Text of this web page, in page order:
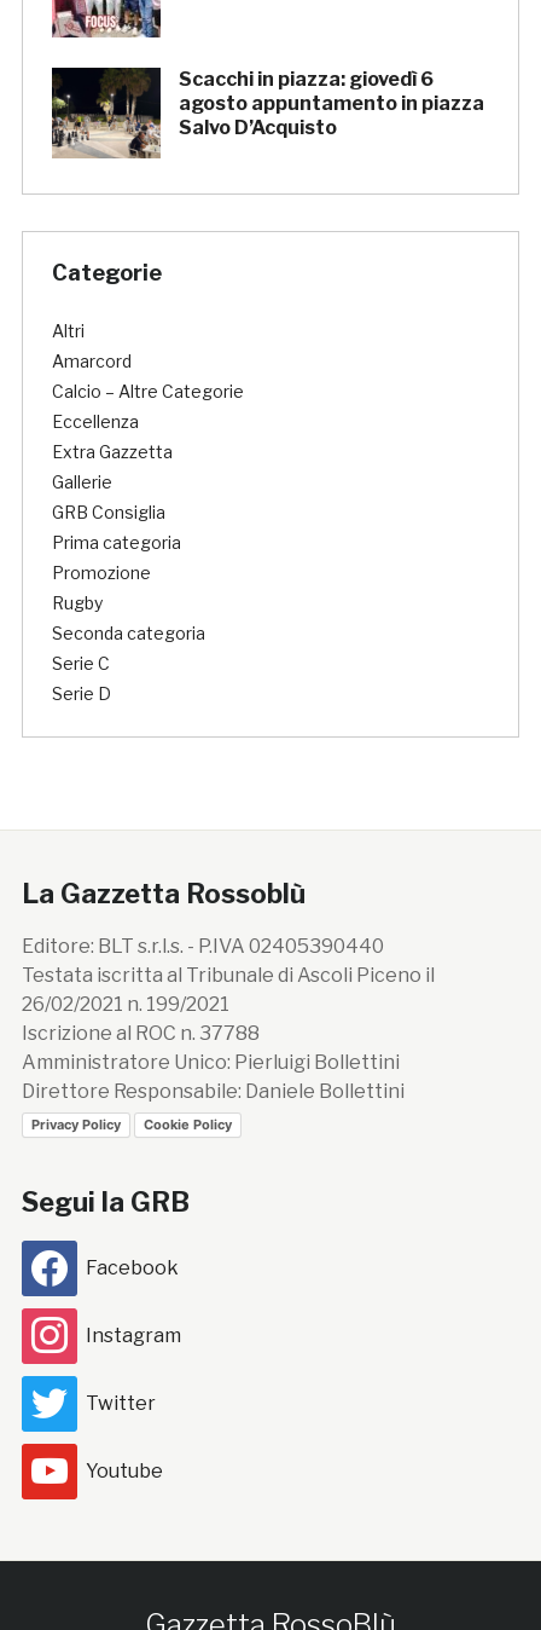
Scacchi in piazza: giovedì 6
agosto appuntamento in piazza
Salvo D’Acquisto
Categorie
Altri
Amarcord
Calcio – Altre Categorie
Eccellenza
Extra Gazzetta
Gallerie
GRB Consiglia
Prima categoria
Promozione
Rugby
Seconda categoria
Serie C
Serie D
La Gazzetta Rossoblù
Editore: BLT s.r.l.s. - P.IVA 02405390440
Testata iscritta al Tribunale di Ascoli Piceno il
26/02/2021 n. 199/2021
Iscrizione al ROC n. 37788
Amministratore Unico: Pierluigi Bollettini
Direttore Responsabile: Daniele Bollettini
Privacy Policy Cookie Policy
Segui la GRB
Facebook
Instagram
Twitter
Youtube